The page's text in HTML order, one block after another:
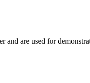
are used for